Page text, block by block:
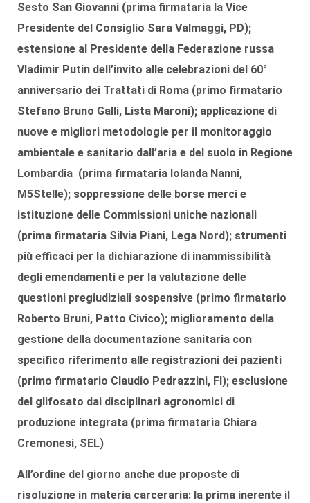
Sesto San Giovanni (prima firmataria la Vice
Presidente del Consiglio Sara Valmaggi, PD);
estensione al Presidente della Federazione russa
Vladimir Putin dell’invito alle celebrazioni del 60°
anniversario dei Trattati di Roma (primo firmatario
Stefano Bruno Galli, Lista Maroni); applicazione di
nuove e migliori metodologie per il monitoraggio
ambientale e sanitario dall’aria e del suolo in Regione
Lombardia (prima firmataria Iolanda Nanni,
M5Stelle); soppressione delle borse merci e
istituzione delle Commissioni uniche nazionali
(prima firmataria Silvia Piani, Lega Nord); strumenti
più efficaci per la dichiarazione di inammissibilità
degli emendamenti e per la valutazione delle
questioni pregiudiziali sospensive (primo firmatario
Roberto Bruni, Patto Civico); miglioramento della
gestione della documentazione sanitaria con
specifico riferimento alle registrazioni dei pazienti
(primo firmatario Claudio Pedrazzini, FI); esclusione
del glifosato dai disciplinari agronomici di
produzione integrata (prima firmataria Chiara
Cremonesi, SEL)
All’ordine del giorno anche due proposte di
risoluzione in materia carceraria: la prima inerente il